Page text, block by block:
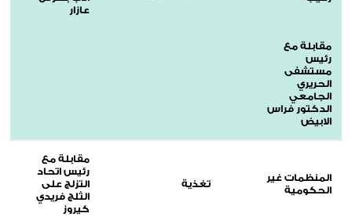
عازار
مقابلة مع
رئيس
مستشفى
الحريري
الجامعي
الدكتور فراس
الابيض
المنظمات غير
الحكومية
تغذية
مقابلة مع
رئيس اتحاد
التزلج على
الثلج فريدي
كيروز